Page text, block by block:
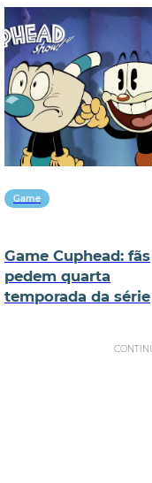
Game
Game Cuphead: fãs
pedem quarta
temporada da série